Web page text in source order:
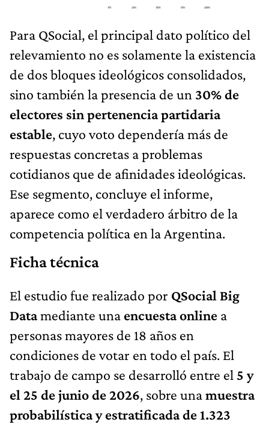
Para QSocial, el principal dato político del
relevamiento no es solamente la existencia
de dos bloques ideológicos consolidados,
sino también la presencia de un 30% de
electores sin pertenencia partidaria
estable, cuyo voto dependería más de
respuestas concretas a problemas
cotidianos que de afinidades ideológicas.
Ese segmento, concluye el informe,
aparece como el verdadero árbitro de la
competencia política en la Argentina.
Ficha técnica
El estudio fue realizado por QSocial Big
Datamediante una encuesta online a
personas mayores de 18 años en
condiciones de votar en todo el país. El
trabajo de campo se desarrolló entre el 5 y
el 25 de junio de 2026, sobre unamuestra
probabilística y estratificada de 1.323